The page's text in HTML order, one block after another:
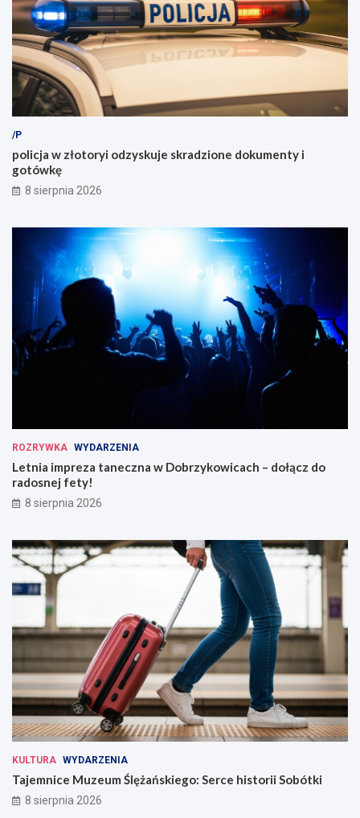
/P
policja w złotoryi odzyskuje skradzione dokumenty i
gotówkę
8 sierpnia 2026
ROZRYWKA WYDARZENIA
Letnia impreza taneczna w Dobrzykowicach – dołącz do
radosnej fety!
8 sierpnia 2026
KULTURA WYDARZENIA
Tajemnice Muzeum Ślężańskiego: Serce historii Sobótki
8 sierpnia 2026